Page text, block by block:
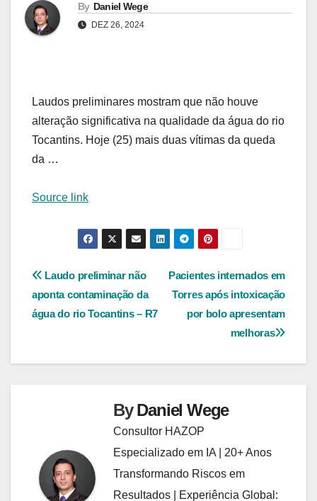
By Daniel Wege
DEZ 26, 2024
Laudos preliminares mostram que não houve
alteração significativa na qualidade da água do rio
Tocantins. Hoje (25) mais duas vítimas da queda
da …
Source link
Navegação
de
Pacientes internados em
Torres após intoxicação
por bolo apresentam
melhoras
Laudo preliminar não
aponta contaminação da
água do rio Tocantins – R7
ByDaniel Wege
Consultor HAZOP
Especializado em IA | 20+ Anos
Transformando Riscos em
Resultados | Experiência Global: